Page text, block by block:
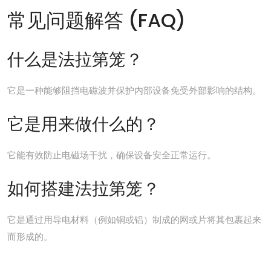
常见问题解答 (FAQ)
什么是法拉第笼？
它是一种能够阻挡电磁波并保护内部设备免受外部影响的结构。
它是用来做什么的？
它能有效防止电磁场干扰，确保设备安全正常运行。
如何搭建法拉第笼？
它是通过用导电材料（例如铜或铝）制成的网或片将其包裹起来
而形成的。